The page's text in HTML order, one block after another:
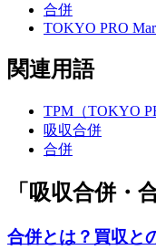
合併
TOKYO PRO
関連用語
TPM（TOKYO
吸収合併
合併
「吸収合併
合併とは？買収と